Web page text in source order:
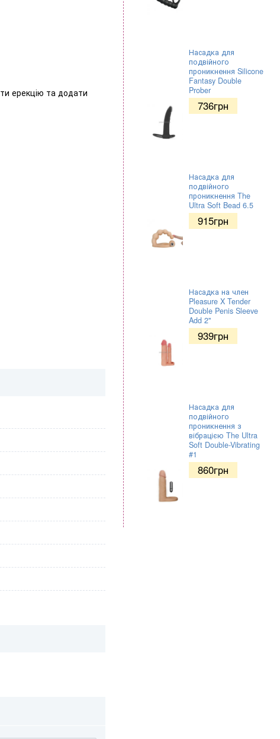
ерекцію та додати
Насадка для
подвійного
проникнення Silicone
Fantasy Double
Prober
736грн
Насадка для
подвійного
проникнення The
Ultra Soft Bead 6.5
915грн
Насадка на член
Pleasure X Tender
Double Penis Sleeve
Add 2"
939грн
Насадка для
подвійного
проникнення з
вібрацією The Ultra
Soft Double-Vibrating
#1
860грн